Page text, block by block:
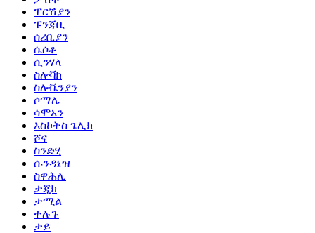
ፐርሽያን
ፑንጃቢ
ሰሪቢያን
ሴሶቶ
ሲንሃላ
ስሎቫክ
ስሎቬንያን
ሶማሌ
ሳሞአን
እስኮትስ ጌሊክ
ሾና
ስንድሂ
ሱንዳኔዝ
ስዋሕሊ
ታጂክ
ታሚል
ተሉጉ
ታይ